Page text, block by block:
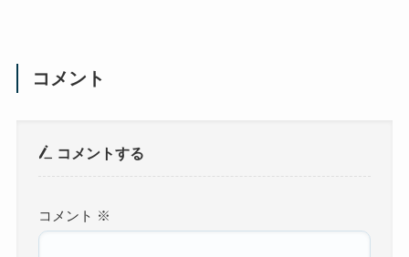
コメント
コメントする
コメント ※